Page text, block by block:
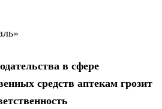
в сфере
средств аптекам грозит